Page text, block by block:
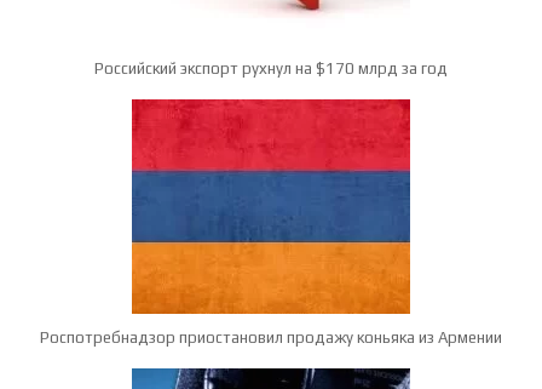
Российский экспорт рухнул на $170 млрд за год
Роспотребнадзор приостановил продажу коньяка из Армении